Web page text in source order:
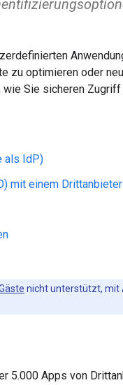
zu optimieren oder
Sie sicheren
als IdP)
mit einem
nicht unterstützt, mit
5.000 Apps von